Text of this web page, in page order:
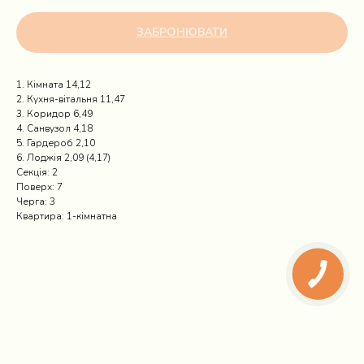
ЗАБРОНЮВАТИ
1. Кімната 14,12
2. Кухня-вітальня 11,47
3. Коридор 6,49
4. Санвузол 4,18
5. Гардероб 2,10
6. Лоджія 2,09 (4,17)
Секція: 2
Поверх: 7
Черга: 3
Квартира: 1-кімнатна